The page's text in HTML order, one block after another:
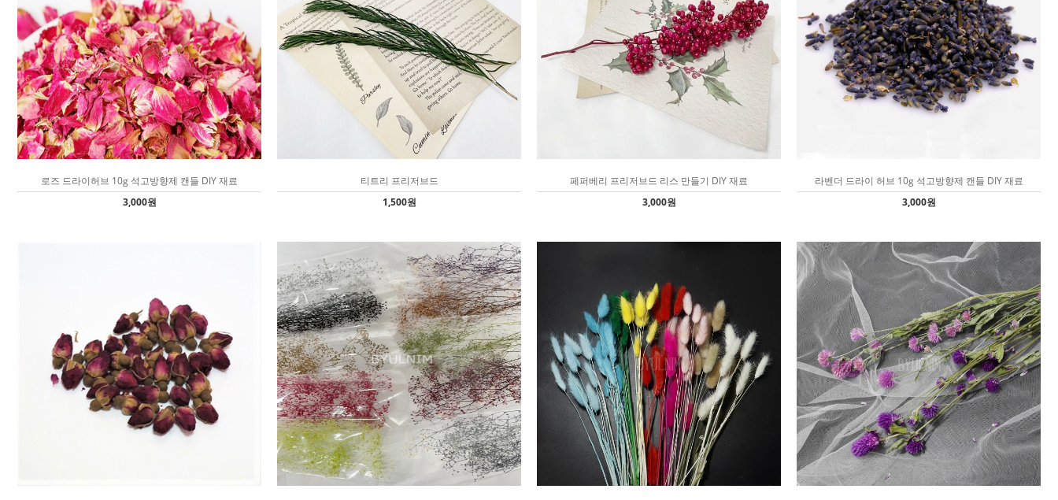
로즈 드라이허브 10g 석고방향제 캔들 DIY 재료
3,000원
티트리 프리저브드
1,500원
페퍼베리 프리저브드 리스 만들기 DIY 재료
3,000원
라벤더 드라이 허브 10g 석고방향제 캔들 DIY 재료
3,000원